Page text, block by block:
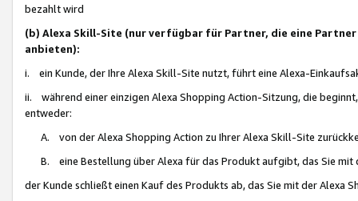
bezahlt wird
(b) Alexa Skill-Site (nur verfügbar für Partner, die eine
anbieten):
i. ein Kunde, der Ihre Alexa Skill-Site nutzt, führt eine Alexa-
ii. während einer einzigen Alexa Shopping Action-Sitzung, die
entweder:
A. von der Alexa Shopping Action zu Ihrer Alexa Skill-Site
B. eine Bestellung über Alexa für das Produkt aufgibt, das Sie mit
der Kunde schließt einen Kauf des Produkts ab, das Sie mit der Alexa